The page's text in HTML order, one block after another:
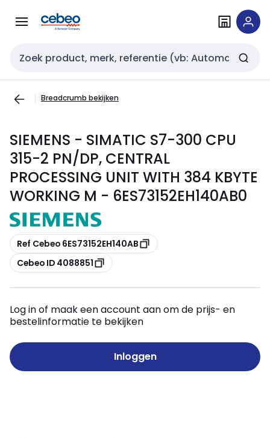
naar
naar
Zoekveld invoer
Breadcrumb bekijken
SIEMENS - SIMATIC S7-300 CPU
315-2 PN/DP, CENTRAL
PROCESSING UNIT WITH 384 KBYTE
WORKING M - 6ES73152EH140AB0
Kopiëren
Ref Cebeo 6ES73152EH140AB
Kopiëren
Cebeo ID 4088851
Log in of maak een account aan om de prijs- en
bestelinformatie te bekijken
Inloggen